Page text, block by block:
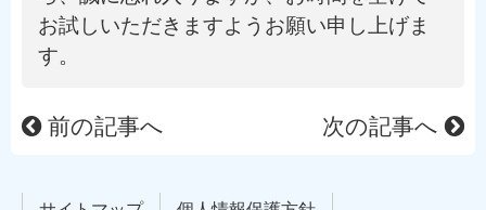
お試しいただきますようお願い申し上げま
す。
前の記事へ 次の記事へ